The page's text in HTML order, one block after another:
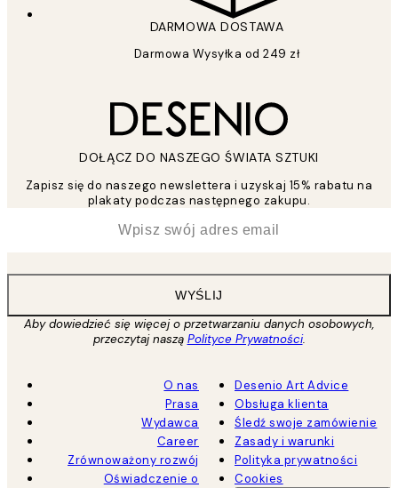
DARMOWA DOSTAWA
Darmowa Wysyłka od 249 zł
DOŁĄCZ DO NASZEGO ŚWIATA SZTUKI
Zapisz się do naszego newslettera i uzyskaj 15% rabatu na
plakaty podczas następnego zakupu.
WYŚLIJ
Aby dowiedzieć się więcej o przetwarzaniu danych osobowych,
przeczytaj naszą Polityce Prywatności.
O nas
Prasa
Wydawca
Career
Zrównoważony rozwój
Oświadczenie o
Desenio Art Advice
Obsługa klienta
Śledź swoje zamówienie
Zasady i warunki
Polityka prywatności
Cookies